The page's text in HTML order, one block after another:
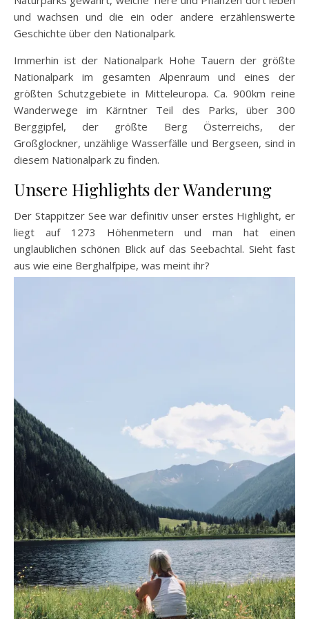
und wachsen und die ein oder andere erzählenswerte
Geschichte über den Nationalpark.
Immerhin ist der Nationalpark Hohe Tauern der größte
Nationalpark im gesamten Alpenraum und eines der
größten Schutzgebiete in Mitteleuropa. Ca. 900km reine
Wanderwege im Kärntner Teil des Parks, über 300
Berggipfel, der größte Berg Österreichs, der
Großglockner, unzählige Wasserfälle und Bergseen, sind in
diesem Nationalpark zu finden.
Unsere Highlights der Wanderung
Der Stappitzer See war definitiv unser erstes Highlight, er
liegt auf 1273 Höhenmetern und man hat einen
unglaublichen schönen Blick auf das Seebachtal. Sieht fast
aus wie eine Berghalfpipe, was meint ihr?